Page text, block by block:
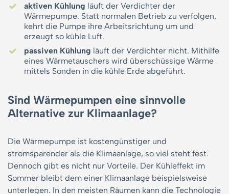
aktiven Kühlung läuft der Verdichter der
Wärmepumpe. Statt normalen Betrieb zu verfolgen,
kehrt die Pumpe ihre Arbeitsrichtung um und
erzeugt so kühle Luft.
passiven Kühlung läuft der Verdichter nicht. Mithilfe
eines Wärmetauschers wird überschüssige Wärme
mittels Sonden in die kühle Erde abgeführt.
Sind Wärmepumpen eine sinnvolle
Alternative zur Klimaanlage?
Die Wärmepumpe ist kostengünstiger und
stromsparender als die Klimaanlage, so viel steht fest.
Dennoch gibt es nicht nur Vorteile. Der Kühleffekt im
Sommer bleibt dem einer Klimaanlage beispielsweise
unterlegen. In den meisten Räumen kann die Technologie